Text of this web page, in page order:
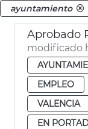
ayuntamiento
modificado
EMPLEO
VALENCIA
EN